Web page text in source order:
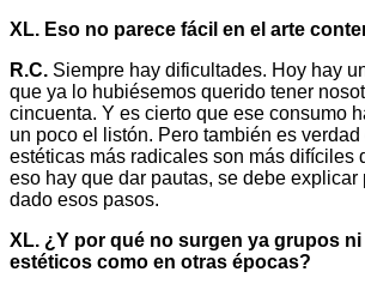
XL. Eso no parece fácil en el arte
R.C. Siempre hay dificultades. Hoy hay
que ya lo hubiésemos querido tener
cincuenta. Y es cierto que ese consumo
un poco el listón. Pero también es
estéticas más radicales son más difíciles
eso hay que dar pautas, se debe explicar
dado esos pasos.
XL. ¿Y por qué no surgen ya grupos
estéticos como en otras épocas?